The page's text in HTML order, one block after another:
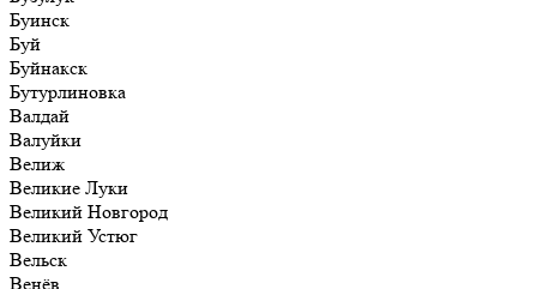
Буинск
Буй
Буйнакск
Бутурлиновка
Валдай
Валуйки
Велиж
Великие Луки
Великий Новгород
Великий Устюг
Вельск
Венёв